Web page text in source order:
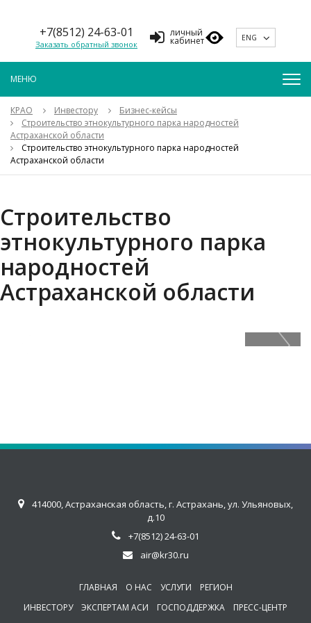
+7(8512) 24-63-01
Заказать обратный звонок
личный
кабинет ENG
КРАО Инвестору
Бизнес-кейсы
Строительство этнокультурного парка народностей
Астраханской области
Строительство этнокультурного парка народностей
Астраханской области
Строительство
этнокультурного парка
народностей
Астраханской области
414000, Астраханская область, г. Астрахань, ул. Ульяновых,
д.10
+7(8512) 24-63-01
air@kr30.ru
ГЛАВНАЯ О НАС УСЛУГИ
РЕГИОН
ИНВЕСТОРУ
ЭКСПЕРТАМ АСИ ГОСПОДДЕРЖКА ПРЕСС-ЦЕНТР